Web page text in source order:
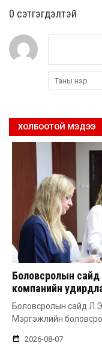
0 cэтгэгдэлтэй
ХОЛБООТОЙ МЭДЭЭ
Боловсролын
компанийн
Боловсролын сайд
Мэргэжлийн
2026-08-07